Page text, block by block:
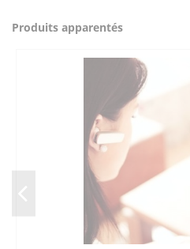
Produits apparentés